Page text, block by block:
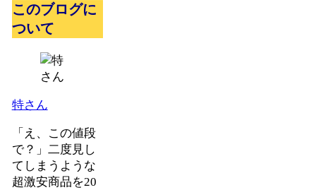
このブログに
ついて
特さん
「え、この値段
で？」二度見し
てしまうような
超激安商品を20